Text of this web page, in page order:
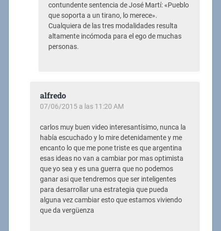
contundente sentencia de José Martí: «Pueblo
que soporta a un tirano, lo merece».
Cualquiera de las tres modalidades resulta
altamente incómoda para el ego de muchas
personas.
alfredo
07/06/2015 a las 11:20 AM
carlos muy buen video interesantísimo, nunca la
había escuchado y lo mire detenidamente y me
encanto lo que me pone triste es que argentina
esas ideas no van a cambiar por mas optimista
que yo sea y es una guerra que no podemos
ganar asi que tendremos que ser inteligentes
para desarrollar una estrategia que pueda
alguna vez cambiar esto que estamos viviendo
que da vergüenza